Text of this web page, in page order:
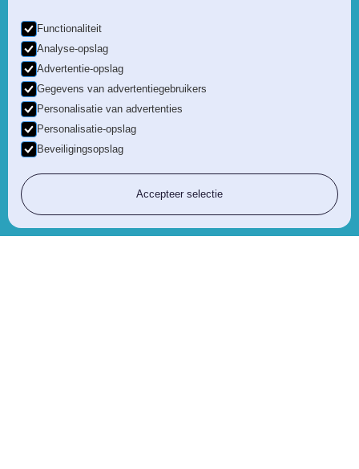
Functionaliteit
Analyse-opslag
Advertentie-opslag
Gegevens van advertentiegebruikers
Personalisatie van advertenties
Personalisatie-opslag
Beveiligingsopslag
Accepteer selectie
Vrijheid 90, 2370 Arendonk, T. 014 44 28 30